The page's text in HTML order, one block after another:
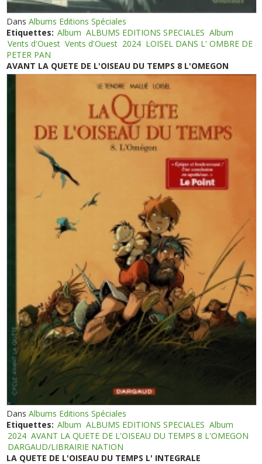
DansAlbums Editions Spéciales
Etiquettes: Album ALBUMS EDITIONS SPECIALES Album
Vents d'Ouest Vents d'Ouest 2024 LOISEL DANS L' OMBRE DE
PETER PAN
AVANT LA QUETE DE L'OISEAU DU TEMPS 8 L'OMEGON
DansAlbums Editions Spéciales
Etiquettes: Album ALBUMS EDITIONS SPECIALES Album
2024 AVANT LA QUETE DE L'OISEAU DU TEMPS 8 L'OMEGON
DARGAUD/LIBRAIRIE NATION
LA QUETE DE L'OISEAU DU TEMPS L' INTEGRALE